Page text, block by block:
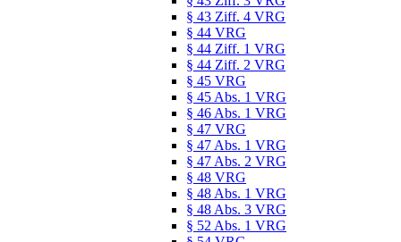
§ 43 Ziff. 4 VRG
§ 44 VRG
§ 44 Ziff. 1 VRG
§ 44 Ziff. 2 VRG
§ 45 VRG
§ 45 Abs. 1 VRG
§ 46 Abs. 1 VRG
§ 47 VRG
§ 47 Abs. 1 VRG
§ 47 Abs. 2 VRG
§ 48 VRG
§ 48 Abs. 1 VRG
§ 48 Abs. 3 VRG
§ 52 Abs. 1 VRG